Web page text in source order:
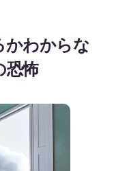
かわからな
恐怖